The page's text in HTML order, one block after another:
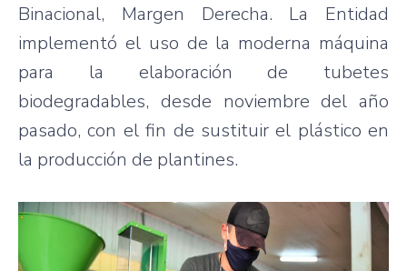
Binacional, Margen Derecha. La Entidad
implementó el uso de la moderna máquina
para la elaboración de tubetes
biodegradables, desde noviembre del año
pasado, con el fin de sustituir el plástico en
la producción de plantines.